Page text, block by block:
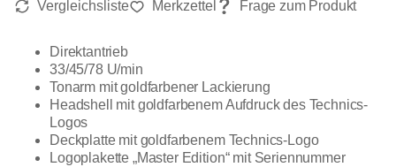
Direktantrieb
33/45/78 U/min
Tonarm mit goldfarbener Lackierung
Headshell mit goldfarbenem Aufdruck des Technics-
Logos
Deckplatte mit goldfarbenem Technics-Logo
Logoplakette „Master Edition“ mit Seriennummer